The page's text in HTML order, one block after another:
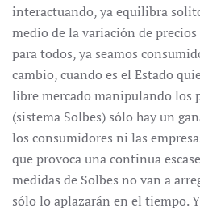
interactuando, ya equilibra
medio de la variación de
para todos, ya seamos
cambio, cuando es el Estado
libre mercado manipulando los
(sistema Solbes) sólo hay un
los consumidores ni las
que provoca una continua
medidas de Solbes no van a
sólo lo aplazarán en el tiempo.